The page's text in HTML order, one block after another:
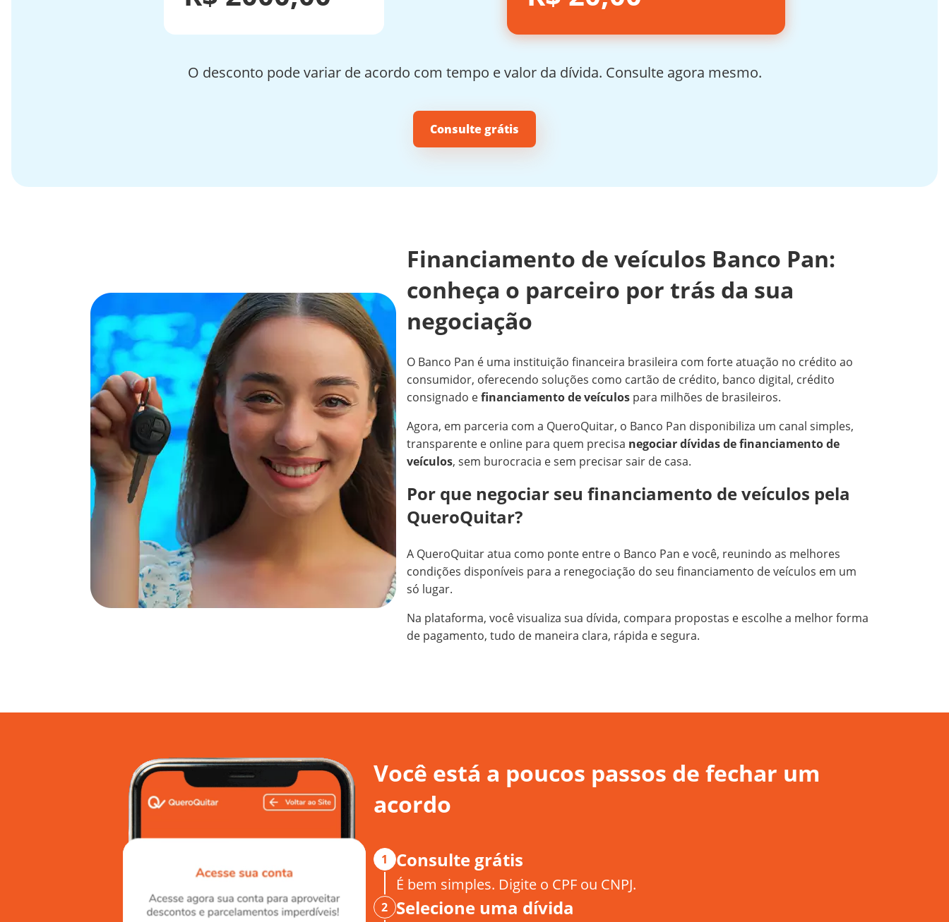
O desconto pode variar de acordo com tempo e valor da dívida. Consulte agora mesmo.
Consulte grátis
Financiamento de veículos Banco Pan:
conheça o parceiro por trás da sua
negociação
O Banco Pan é uma instituição financeira brasileira com forte atuação no crédito ao
consumidor, oferecendo soluções como cartão de crédito, banco digital, crédito
consignado efinanciamento de veículos para milhões de brasileiros.
Agora, em parceria com a QueroQuitar, o Banco Pan disponibiliza um canal simples,
transparente e online para quem precisa negociar dívidas de financiamento de
veículos, sem burocracia e sem precisar sair de casa.
Por que negociar seu financiamento de veículos pela
QueroQuitar?
A QueroQuitar atua como ponte entre o Banco Pan e você, reunindo as melhores
condições disponíveis para a renegociação do seu financiamento de veículos em um
só lugar.
Na plataforma, você visualiza sua dívida, compara propostas e escolhe a melhor forma
de pagamento, tudo de maneira clara, rápida e segura.
Você está a poucos passos de fechar um
acordo
1 Consulte grátis
É bem simples. Digite o CPF ou CNPJ.
2 Selecione uma dívida